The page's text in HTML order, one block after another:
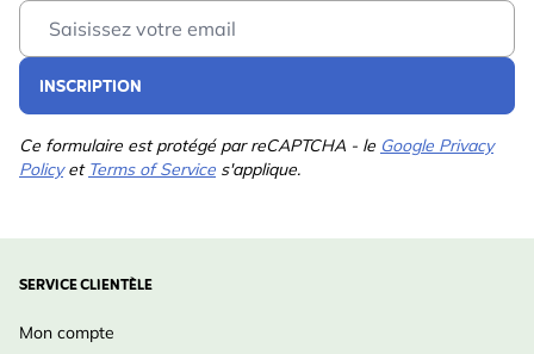
Email Address
INSCRIPTION
Ce formulaire est protégé par reCAPTCHA - le Google Privacy
Policyet Terms of Service s'applique.
SERVICE CLIENTÈLE
Mon compte